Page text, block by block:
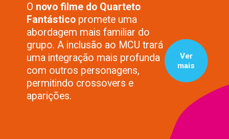
Ver
mais
O novo filme do Quarteto
Fantástico promete uma
abordagem mais familiar do
grupo. A inclusão ao MCU trará
uma integração mais profunda
com outros personagens,
permitindo crossovers e
aparições.